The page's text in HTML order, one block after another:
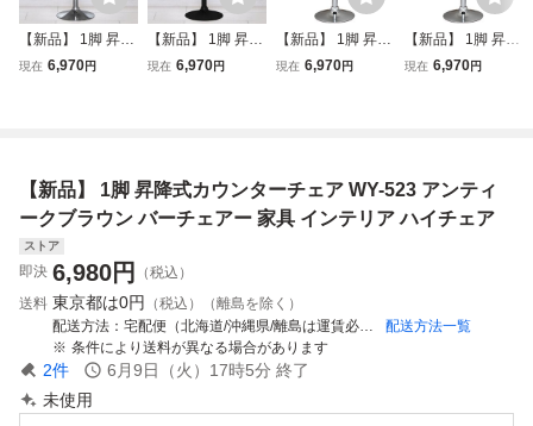
【新品】 1脚 昇降
式カウンターチェ
現在 6,970円
【新品】 1脚 昇降
式カウンターチェ
現在 6,970円
【新品】 1脚 昇降
式カウンターチェ
現在 6,970円
【新品】 1脚 昇降
式カウンターチェ
現在 6,970円
【新品】 1脚 昇降式カウンターチェア WY-523 アンティ
ークブラウン バーチェアー 家具 インテリア ハイチェア
ストア
即決 6,980円
（税込）
送料 東京都は0円
（税込）（離島を除く）
配送方法
宅配便（北海道/沖縄県/離島は運賃必要）
配送方法一覧
条件により送料が異なる場合があります
2件 6月9日（火）17時5分 終了
未使用